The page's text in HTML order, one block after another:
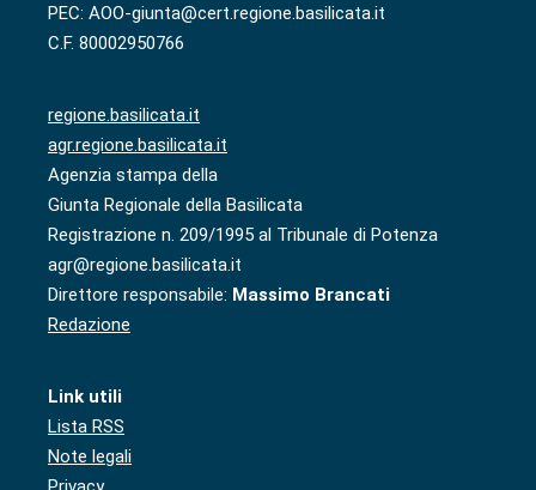
PEC: AOO-giunta@cert.regione.basilicata.it
C.F. 80002950766
regione.basilicata.it
agr.regione.basilicata.it
Agenzia stampa della
Giunta Regionale della Basilicata
Registrazione n. 209/1995 al Tribunale di Potenza
agr@regione.basilicata.it
Direttore responsabile: Massimo Brancati
Redazione
Link utili
Lista RSS
Note legali